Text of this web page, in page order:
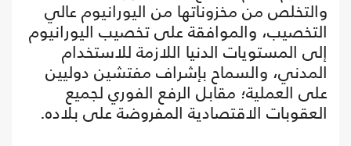
والتخلص من مخزوناتها من اليورانيوم عالي
التخصيب، والموافقة على تخصيب اليورانيوم
إلى المستويات الدنيا اللازمة للاستخدام
المدني، والسماح بإشراف مفتشين دوليين
على العملية؛ مقابل الرفع الفوري لجميع
العقوبات الاقتصادية المفروضة على بلاده.